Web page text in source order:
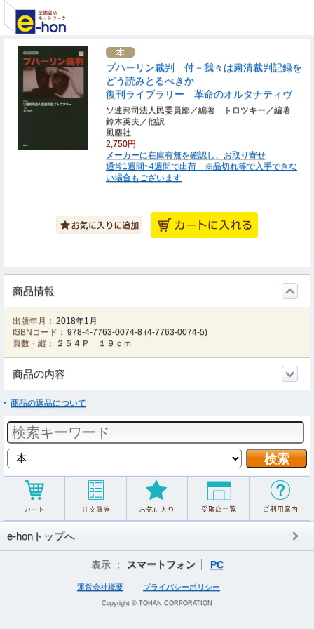
ブハーリン裁判 付－我々は粛清裁判記録を
どう読みとるべきか
復刊ライブラリー 革命のオルタナティヴ
ソ連邦司法人民委員部／編著 トロツキー／編著
鈴木英夫／他訳
風塵社
2,750円
メーカーに在庫有無を確認し、お取り寄せ
通常1週間~4週間で出荷 ※品切れ等で入手できな
い場合もございます
商品情報
出版年月： 2018年1月
ISBNコード： 978-4-7763-0074-8 (4-7763-0074-5)
頁数・縦：
２５４Ｐ １９ｃｍ
商品の内容
商品の返品について
e-honトップへ
表示 ： スマートフォン PC
運営会社概要 プライバシーポリシー
Copyright © TOHAN CORPORATION